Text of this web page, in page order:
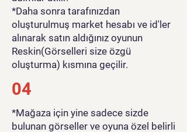
*Daha sonra tarafınızdan
oluşturulmuş market hesabı ve id'ler
alınarak satın aldığınız oyunun
Reskin(Görselleri size özgü
oluşturma) kısmına geçilir.
04
*Mağaza için yine sadece sizde
bulunan görseller ve oyuna özel belirli